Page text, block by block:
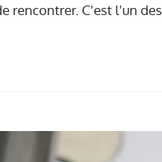
rencontrer. C'est l'un